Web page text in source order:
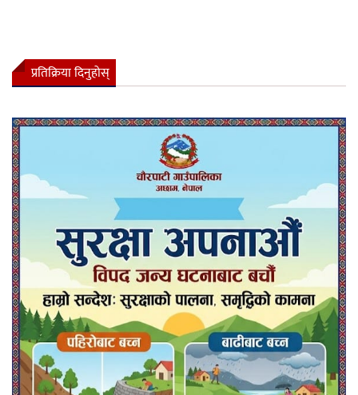
प्रतिक्रिया दिनुहोस्